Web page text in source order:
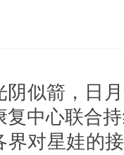
阴似箭，日
复中心联合
界对星娃的